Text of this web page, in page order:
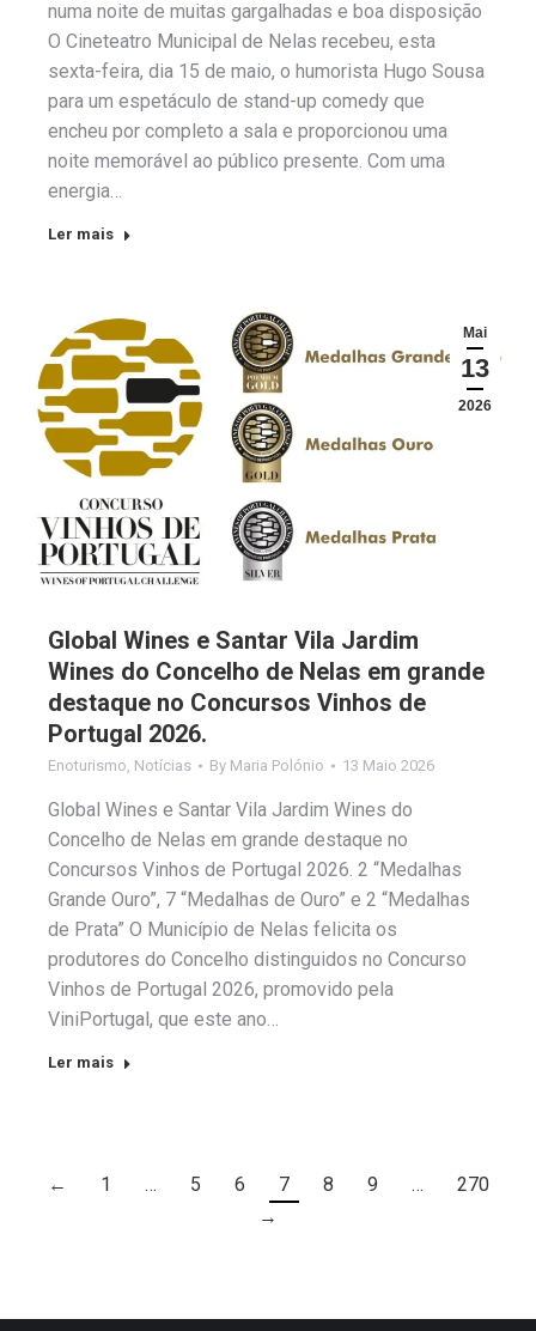
numa noite de muitas gargalhadas e boa disposição
O Cineteatro Municipal de Nelas recebeu, esta
sexta-feira, dia 15 de maio, o humorista Hugo Sousa
para um espetáculo de stand-up comedy que
encheu por completo a sala e proporcionou uma
noite memorável ao público presente. Com uma
energia…
Ler mais
Mai
13
2026
Global Wines e Santar Vila Jardim
Wines do Concelho de Nelas em grande
destaque no Concursos Vinhos de
Portugal 2026.
Enoturismo Notícias By Maria Polónio 13 Maio 2026
Global Wines e Santar Vila Jardim Wines do
Concelho de Nelas em grande destaque no
Concursos Vinhos de Portugal 2026. 2 “Medalhas
Grande Ouro”, 7 “Medalhas de Ouro” e 2 “Medalhas
de Prata” O Município de Nelas felicita os
produtores do Concelho distinguidos no Concurso
Vinhos de Portugal 2026, promovido pela
ViniPortugal, que este ano…
Ler mais
← 1 … 5 6 7 8 9 …
270
→